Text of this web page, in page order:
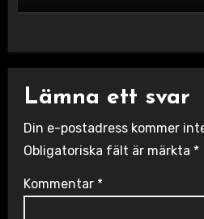
Lämna ett svar
Din e-postadress kommer
Obligatoriska fält är märkta *
Kommentar *